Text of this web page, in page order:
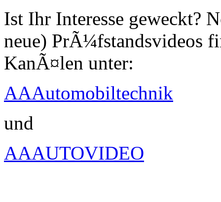
Ist Ihr Interesse geweckt?
neue) PrÃ¼fstandsvideos
KanÃ¤len unter:
AAAutomobiltechnik
und
AAAUTOVIDEO